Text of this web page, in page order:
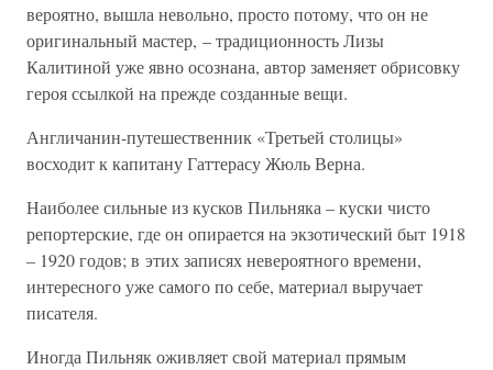
вероятно, вышла невольно, просто потому, что он не
оригинальный мастер, – традиционность Лизы
Калитиной уже явно осознана, автор заменяет обрисовку
героя ссылкой на прежде созданные вещи.
Англичанин-путешественник «Третьей столицы»
восходит к капитану Гаттерасу Жюль Верна.
Наиболее сильные из кусков Пильняка – куски чисто
репортерские, где он опирается на экзотический быт 1918
– 1920 годов; в этих записях невероятного времени,
интересного уже самого по себе, материал выручает
писателя.
Иногда Пильняк оживляет свой материал прямым